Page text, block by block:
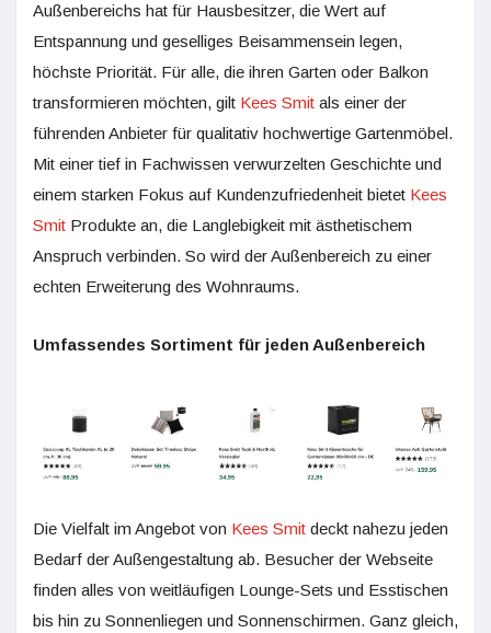
Außenbereichs hat für Hausbesitzer, die Wert auf
Entspannung und geselliges Beisammensein legen,
höchste Priorität. Für alle, die ihren Garten oder Balkon
transformieren möchten, gilt Kees Smit als einer der
führenden Anbieter für qualitativ hochwertige Gartenmöbel.
Mit einer tief in Fachwissen verwurzelten Geschichte und
einem starken Fokus auf Kundenzufriedenheit bietet Kees
Smit Produkte an, die Langlebigkeit mit ästhetischem
Anspruch verbinden. So wird der Außenbereich zu einer
echten Erweiterung des Wohnraums.
Umfassendes Sortiment für jeden Außenbereich
Die Vielfalt im Angebot von Kees Smit deckt nahezu jeden
Bedarf der Außengestaltung ab. Besucher der Webseite
finden alles von weitläufigen Lounge-Sets und Esstischen
bis hin zu Sonnenliegen und Sonnenschirmen. Ganz gleich,